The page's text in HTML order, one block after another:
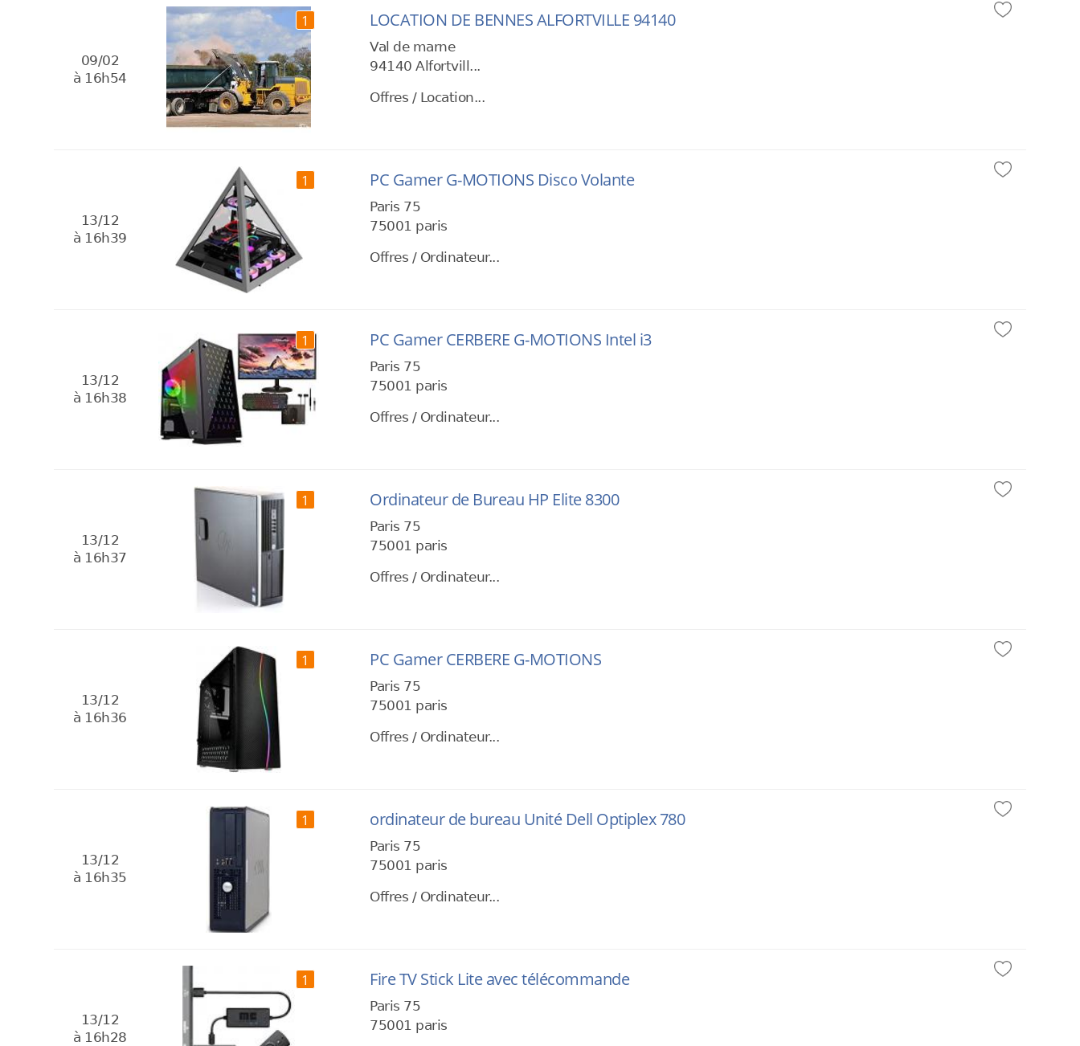
09/02
à 16h54
1 LOCATION DE BENNES ALFORTVILLE 94140
Val de marne
94140 Alfortvill...
Offres / Location...
13/12
à 16h39
1 PC Gamer G-MOTIONS Disco Volante
Paris 75
75001 paris
Offres / Ordinateur...
13/12
à 16h38
1 PC Gamer CERBERE G-MOTIONS Intel i3
Paris 75
75001 paris
Offres / Ordinateur...
13/12
à 16h37
1 Ordinateur de Bureau HP Elite 8300
Paris 75
75001 paris
Offres / Ordinateur...
13/12
à 16h36
1 PC Gamer CERBERE G-MOTIONS
Paris 75
75001 paris
Offres / Ordinateur...
13/12
à 16h35
1 ordinateur de bureau Unité Dell Optiplex 780
Paris 75
75001 paris
Offres / Ordinateur...
13/12
à 16h28
1 Fire TV Stick Lite avec télécommande
Paris 75
75001 paris